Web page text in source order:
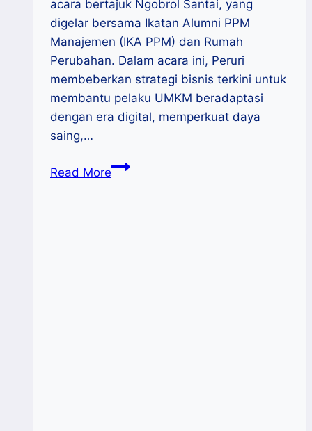
acara bertajuk Ngobrol Santai, yang
digelar bersama Ikatan Alumni PPM
Manajemen (IKA PPM) dan Rumah
Perubahan. Dalam acara ini, Peruri
membeberkan strategi bisnis terkini untuk
membantu pelaku UMKM beradaptasi
dengan era digital, memperkuat daya
saing,…
Read MorePerkuat